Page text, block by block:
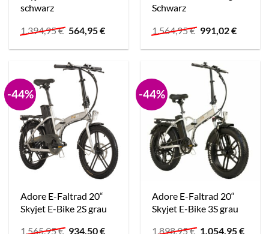
schwarz
1.394,95€ Ursprünglicher
Preis
war:
564,95€Aktueller
ist:
Schwarz
1.564,95€ Ursprünglicher
Preis
war:
991,02€
ist:
-44%
Adore E-Faltrad 20“
Skyjet E-Bike 2S grau
1.565,95€ Ursprünglicher
934,50€Aktueller
-44%
Adore E-Faltrad 20“
Skyjet E-Bike 3S grau
1.898,95€ Ursprünglicher
1.054,95€